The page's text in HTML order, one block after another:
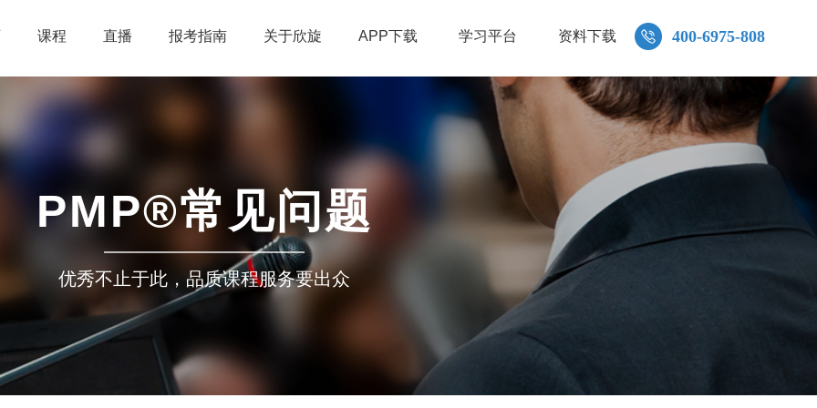
学习平台 资料下载 400-6975-808
课程 直播 报考指南 关于欣旋 APP下载
PMP®常见问题
优秀不止于此，品质课程服务要出众